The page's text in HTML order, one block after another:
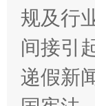
规及行
间接引
递假新